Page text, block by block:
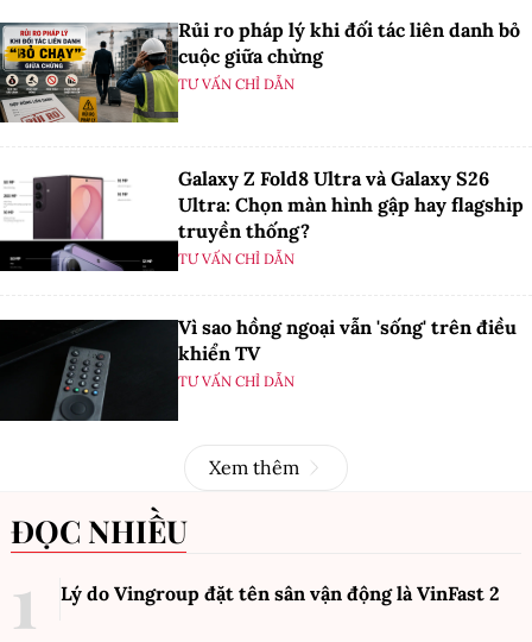
Rủi ro pháp lý khi đối tác liên danh bỏ
cuộc giữa chừng
TƯ VẤN CHỈ DẪN
Galaxy Z Fold8 Ultra và Galaxy S26
Ultra: Chọn màn hình gập hay flagship
truyền thống?
TƯ VẤN CHỈ DẪN
Vì sao hồng ngoại vẫn 'sống' trên điều
khiển TV
TƯ VẤN CHỈ DẪN
Xem thêm
ĐỌC NHIỀU
Lý do Vingroup đặt tên sân vận động là VinFast 2